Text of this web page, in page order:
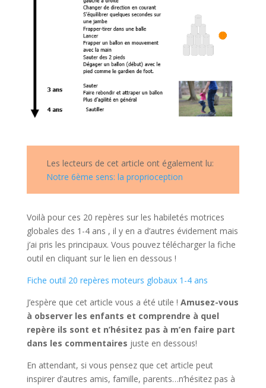
Les lecteurs de cet article ont également lu:
Notre 6ème sens: la proprioception
Voilà pour ces 20 repères sur les habiletés motrices
globales des 1-4 ans , il y en a d’autres évidement mais
j’ai pris les principaux. Vous pouvez télécharger la fiche
outil en cliquant sur le lien en dessous !
Fiche outil 20 repères moteurs globaux 1-4 ans
J’espère que cet article vous a été utile ! Amusez-vous
à observer les enfants et comprendre à quel
repère ils sont et n’hésitez pas à m’en faire part
dans les commentaires juste en dessous!
En attendant, si vous pensez que cet article peut
inspirer d’autres amis, famille, parents…n’hésitez pas à